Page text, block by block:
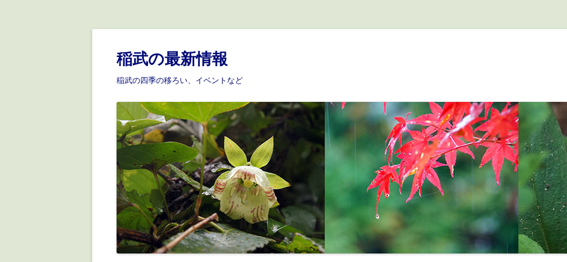
稲武の最新情報
稲武の四季の移ろい、イベントなど